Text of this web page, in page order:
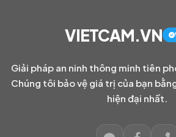
VIETCAM.VN
Giải pháp an ninh thông minh tiên
Chúng tôi bảo vệ giá trị của bạn
hiện đại nhất.